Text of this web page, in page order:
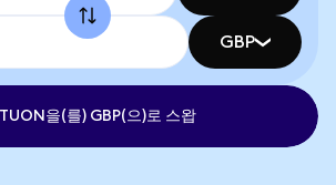
GBP
을(를) GBP(으)로 스왑